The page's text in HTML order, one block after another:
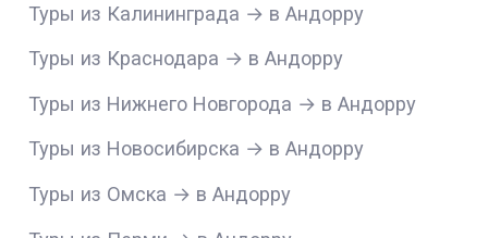
Туры из Калининграда → в Андорру
Туры из Краснодара → в Андорру
Туры из Нижнего Новгорода → в Андорру
Туры из Новосибирска → в Андорру
Туры из Омска → в Андорру